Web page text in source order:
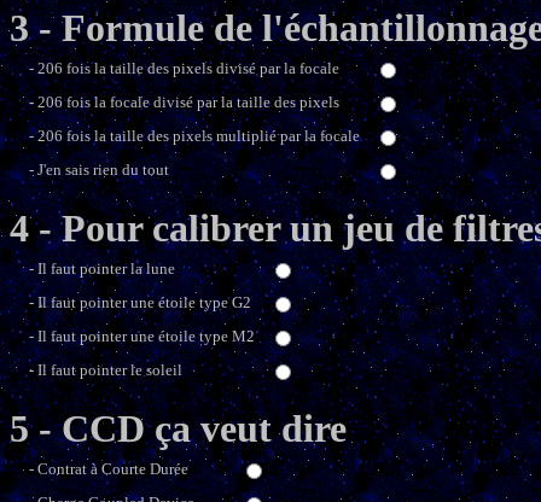
3 - Formule de
- 206 fois la taille des pixels divisé par la focale
- 206 fois la focale divisé par la taille des pixels
- 206 fois la taille des pixels multiplié par la focale
- J'en sais rien du tout
4 - Pour calibrer un jeu de
- Il faut pointer la lune
- Il faut pointer une étoile type G2
- Il faut pointer une étoile type M2
- Il faut pointer le soleil
5 - CCD ça veut dire
- Contrat à Courte Durée